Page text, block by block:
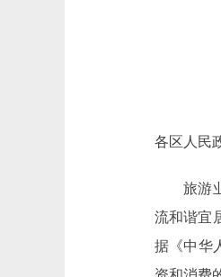
各区人民
旅游业
流和谐宜
据《中华